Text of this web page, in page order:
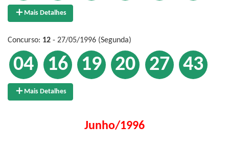
Mais Detalhes
Concurso: 12 - 27/05/1996 (Segunda)
04 16 19 20 27 43
Mais Detalhes
Junho/1996